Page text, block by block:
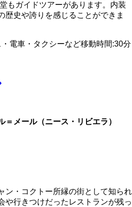
もガイドツアーがあります。内装
歴史や誇りを感じることができま
電車・タクシーなど移動時間:30分
＝メール（ニース・リビエラ）
ン・コクトー所縁の街として知られ
や行きつけだったレストランが残っ